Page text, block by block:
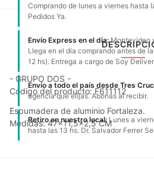
Comprando de lunes a viernes hasta
Pedidos Ya.
Envío Express en el día:Montevideo
Llega en el día comprando antes de
12 hs). Entrega a cargo de Soy
Envío a todo el país desde Tres
agencia que elijas. Abonas al recibir.
Retiro en nuestro local: Lunes a
hasta las 13 hs. Dr. Salvador Ferrer
- GRUPO DOS -
Código del producto: F611112
Espumadera de aluminio Fortaleza.
Medidas: 47x11,5x2,5 CM